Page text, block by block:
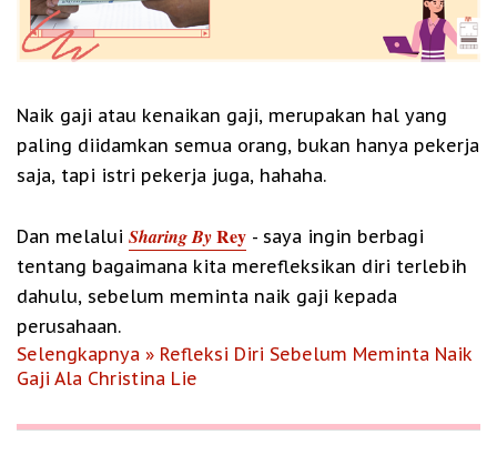
Naik gaji atau kenaikan gaji, merupakan hal yang
paling diidamkan semua orang, bukan hanya pekerja
saja, tapi istri pekerja juga, hahaha.
Dan melalui Sharing ByRey - saya ingin berbagi
tentang bagaimana kita merefleksikan diri terlebih
dahulu, sebelum meminta naik gaji kepada
perusahaan.
Selengkapnya » Refleksi Diri Sebelum Meminta Naik
Gaji Ala Christina Lie